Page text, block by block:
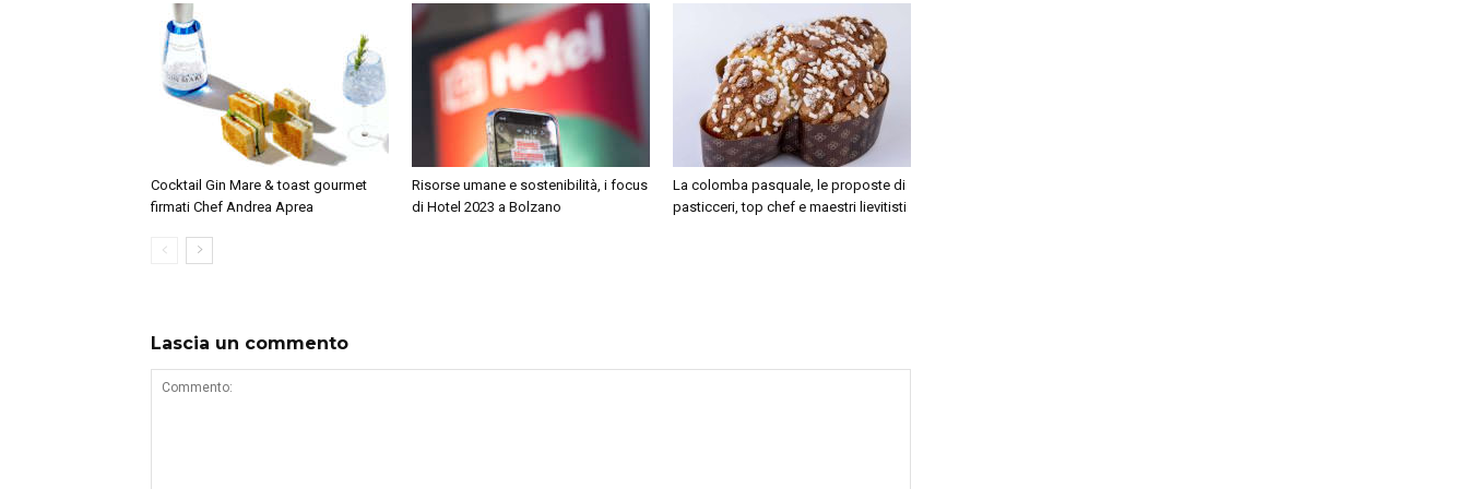
frontiere gli valgono la
stella Michelin. Quattro
anni dopo, sempre a
Milano, apre il suo
ristorante, Contraste,
insieme a Thomas
Piras e Simon Press.
innovativa e con un
grande rispetto per la
tradizione.
realizzazione del
ristorante Contraste.
Cocktail Gin Mare & toast gourmet
firmati Chef Andrea Aprea
Risorse umane e sostenibilità, i focus
di Hotel 2023 a Bolzano
La colomba pasquale, le proposte di
pasticceri, top chef e maestri lievitisti
Lascia un commento